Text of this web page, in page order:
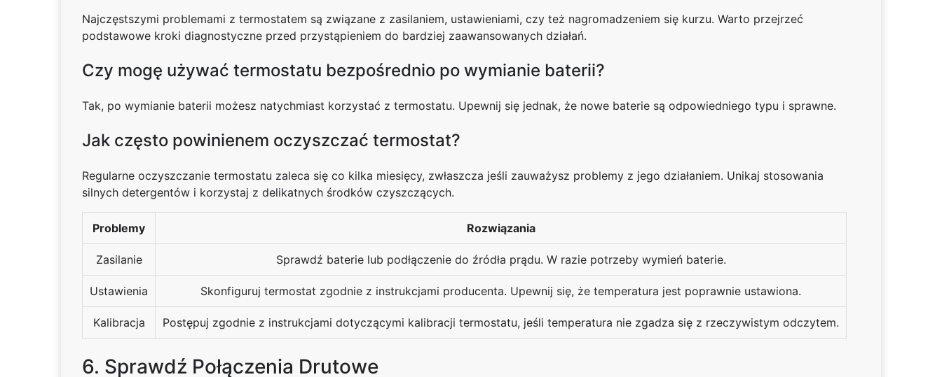
Najczęstszymi problemami z termostatem są związane z zasilaniem, ustawieniami, czy też nagromadzeniem się kurzu. Warto przejrzeć
podstawowe kroki diagnostyczne przed przystąpieniem do bardziej zaawansowanych działań.
Czy mogę używać termostatu bezpośrednio po wymianie baterii?
Tak, po wymianie baterii możesz natychmiast korzystać z termostatu. Upewnij się jednak, że nowe baterie są odpowiedniego typu i sprawne.
Jak często powinienem oczyszczać termostat?
Regularne oczyszczanie termostatu zaleca się co kilka miesięcy, zwłaszcza jeśli zauważysz problemy z jego działaniem. Unikaj stosowania
silnych detergentów i korzystaj z delikatnych środków czyszczących.
Problemy Rozwiązania
Zasilanie Sprawdź baterie lub podłączenie do źródła prądu. W razie potrzeby wymień baterie.
Ustawienia Skonfiguruj termostat zgodnie z instrukcjami producenta. Upewnij się, że temperatura jest poprawnie ustawiona.
Kalibracja Postępuj zgodnie z instrukcjami dotyczącymi kalibracji termostatu, jeśli temperatura nie zgadza się z rzeczywistym odczytem.
6. Sprawdź Połączenia Drutowe